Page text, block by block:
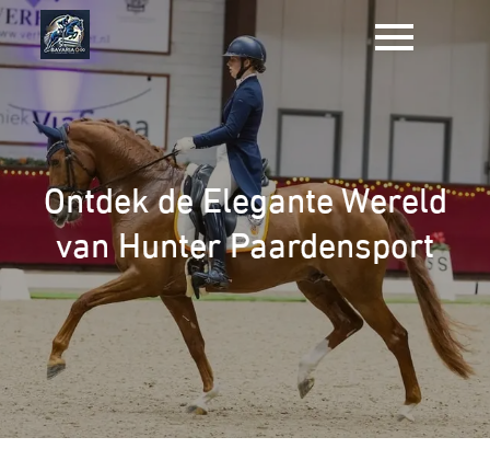
Naar
de
inhoud
gaan
Ontdek de Elegante Wereld
van Hunter Paardensport